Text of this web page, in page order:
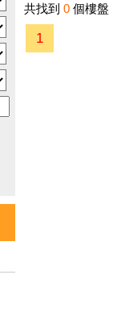
共找到 0 個樓盤
1